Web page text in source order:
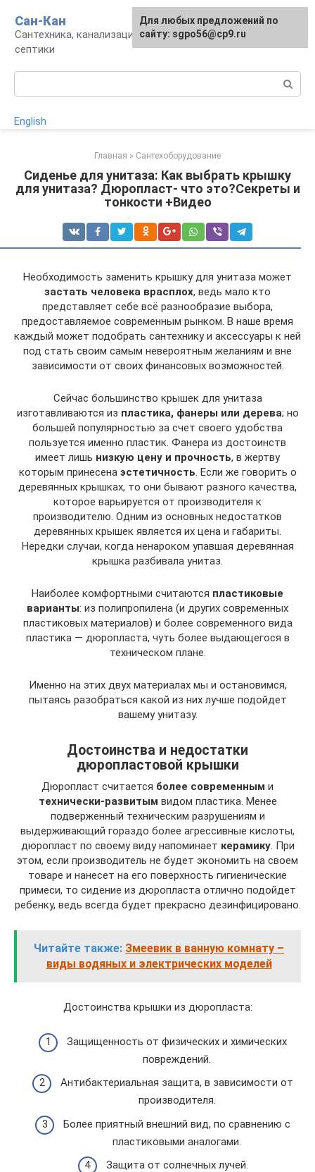
контенту
Сан-Кан
Сантехника, канализация, водопровод,
септики
English
Главная » Сантехоборудование
Сиденье для унитаза: Как выбрать крышку
для унитаза? Дюропласт- что это?Секреты и
тонкости +Видео
Необходимость заменить крышку для унитаза может
застать человека врасплох, ведь мало кто
представляет себе всё разнообразие выбора,
предоставляемое современным рынком. В наше время
каждый может подобрать сантехнику и аксессуары к ней
под стать своим самым невероятным желаниям и вне
зависимости от своих финансовых возможностей.
Сейчас большинство крышек для унитаза
изготавливаются из пластика, фанеры или дерева; но
большей популярностью за счет своего удобства
пользуется именно пластик. Фанера из достоинств
имеет лишь низкую цену и прочность, в жертву
которым принесена эстетичность. Если же говорить о
деревянных крышках, то они бывают разного качества,
которое варьируется от производителя к
производителю. Одним из основных недостатков
деревянных крышек является их цена и габариты.
Нередки случаи, когда ненароком упавшая деревянная
крышка разбивала унитаз.
Наиболее комфортными считаются пластиковые
варианты: из полипропилена (и других современных
пластиковых материалов) и более современного вида
пластика — дюропласта, чуть более выдающегося в
техническом плане.
Именно на этих двух материалах мы и остановимся,
пытаясь разобраться какой из них лучше подойдет
вашему унитазу.
Достоинства и недостатки
дюропластовой крышки
Дюропласт считается более современным и
технически-развитым видом пластика. Менее
подверженный техническим разрушениям и
выдерживающий гораздо более агрессивные кислоты,
дюропласт по своему виду напоминает керамику. При
этом, если производитель не будет экономить на своем
товаре и нанесет на его поверхность гигиенические
примеси, то сидение из дюропласта отлично подойдет
ребенку, ведь всегда будет прекрасно дезинфицировано.
Читайте также: Змеевик в ванную комнату –
виды водяных и электрических моделей
Достоинства крышки из дюропласта:
Защищенность от физических и химических
повреждений.
Антибактериальная защита, в зависимости от
производителя.
Более приятный внешний вид, по сравнению с
пластиковыми аналогами.
Защита от солнечных лучей.
Для любых предложений по
сайту: sgpo56@cp9.ru